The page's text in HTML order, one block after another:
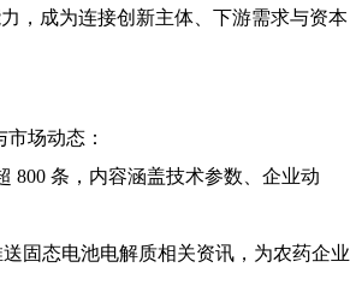
，成为连接创新主体、下游需求与资本
场动态：
800 条，内容涵盖技术参数、企业动
固态电池电解质相关资讯，为农药企业